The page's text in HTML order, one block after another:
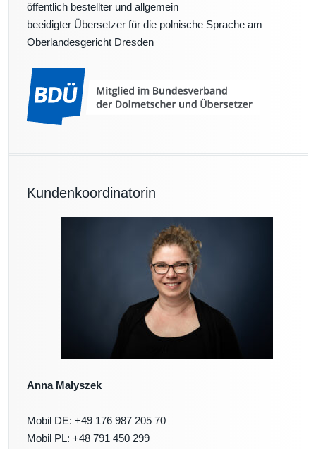
öffentlich bestellter und allgemein
beeidigter Übersetzer für die polnische Sprache am
Oberlandesgericht Dresden
Kundenkoordinatorin
Anna Malyszek
Mobil DE: +49 176 987 205 70
Mobil PL: +48 791 450 299